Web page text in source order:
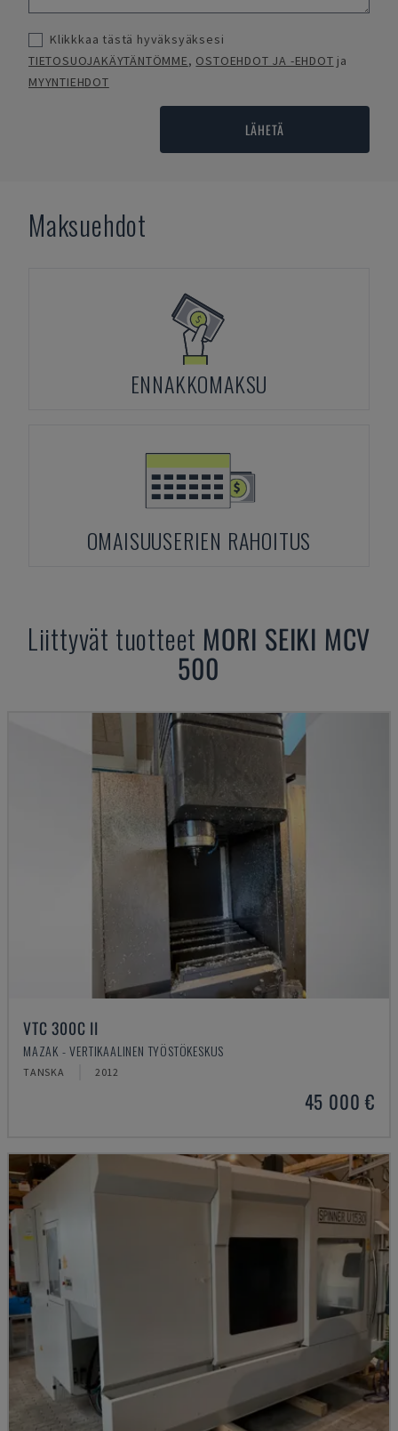
Klikkkaa tästä hyväksyäksesi
TIETOSUOJAKÄYTÄNTÖMME, OSTOEHDOT JA -EHDOT ja
MYYNTIEHDOT
LÄHETÄ
Maksuehdot
ENNAKKOMAKSU
OMAISUUSERIEN RAHOITUS
Liittyvät tuotteet MORI SEIKI MCV
500
VTC 300C II
MAZAK - VERTIKAALINEN TYÖSTÖKESKUS
TANSKA 2012
45 000 €